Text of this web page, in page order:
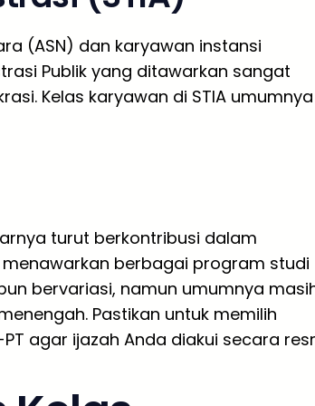
(ASN) dan karyawan instansi
Publik yang ditawarkan sangat
Kelas karyawan di STIA umumnya
turut berkontribusi dalam
berbagai program studi
bervariasi, namun umumnya
Pastikan untuk memilih
agar ijazah Anda diakui secara